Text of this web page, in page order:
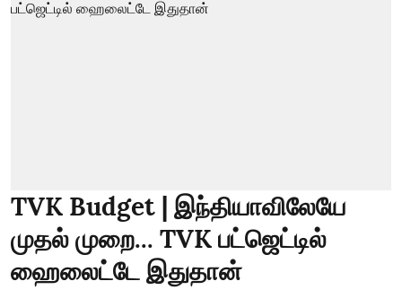
TVK Budget | இந்தியாவிலேயே
முதல் முறை... TVK பட்ஜெட்டில்
ஹைலைட்டே இதுதான்